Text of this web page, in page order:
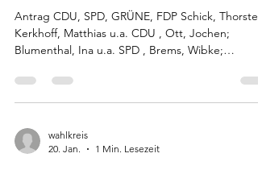
Antrag CDU, SPD, GRÜNE, FDP Schick,
Kerkhoff, Matthias u.a. CDU , Ott, Jochen;
Blumenthal, Ina u.a. SPD , Brems, Wibke;
Henning; Hafke, Marcel u.a. FDP Drucksache
18/18088 10.03.2026 4 S. Solidarisierung mit der
dem Hintergrund der Eskalation des Konflikts in
Nahost und der Luftangriffe der USA und Israels
wahlkreis
20. Jan.
1 Min. Lesezeit